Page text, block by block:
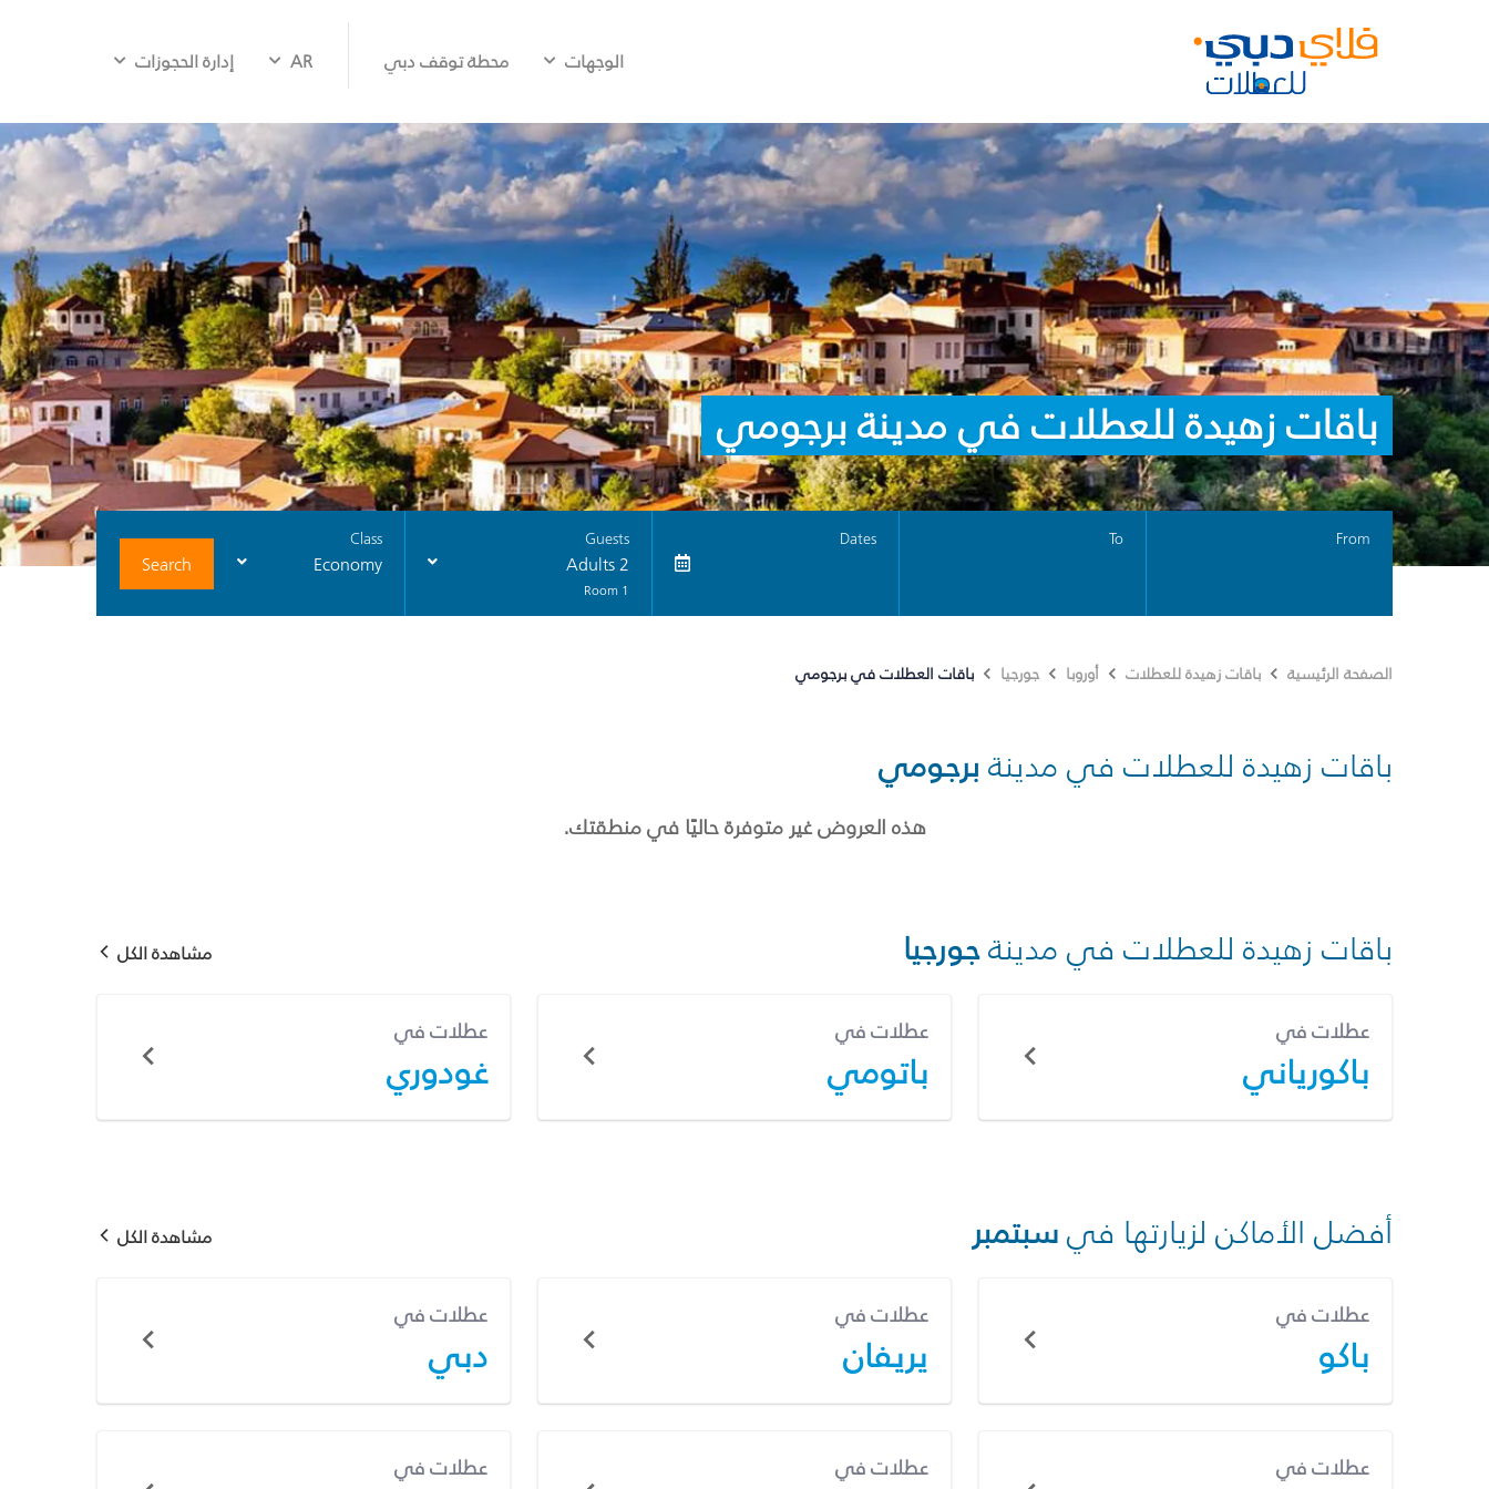
الوجهات محطة توقف دبي AR إدارة الحجوزات
باقات زهيدة للعطلات في مدينة برجومي
From
To
Dates
Guests
2 Adults
1 Room
Class
Economy
Search
الصفحة الرئيسية باقات زهيدة للعطلات أوروبا جورجيا باقات العطلات في برجومي
باقات زهيدة للعطلات في مدينة برجومي
هذه العروض غير متوفرة حاليًا في منطقتك.
باقات زهيدة للعطلات في مدينةجورجيا مشاهدة الكل
عطلات في
باكورياني
عطلات في
باتومي
عطلات في
غودوري
أفضل الأماكن لزيارتها فيسبتمبر مشاهدة الكل
عطلات في
باكو
عطلات في
يريفان
عطلات في
دبي
عطلات في عطلات في عطلات في